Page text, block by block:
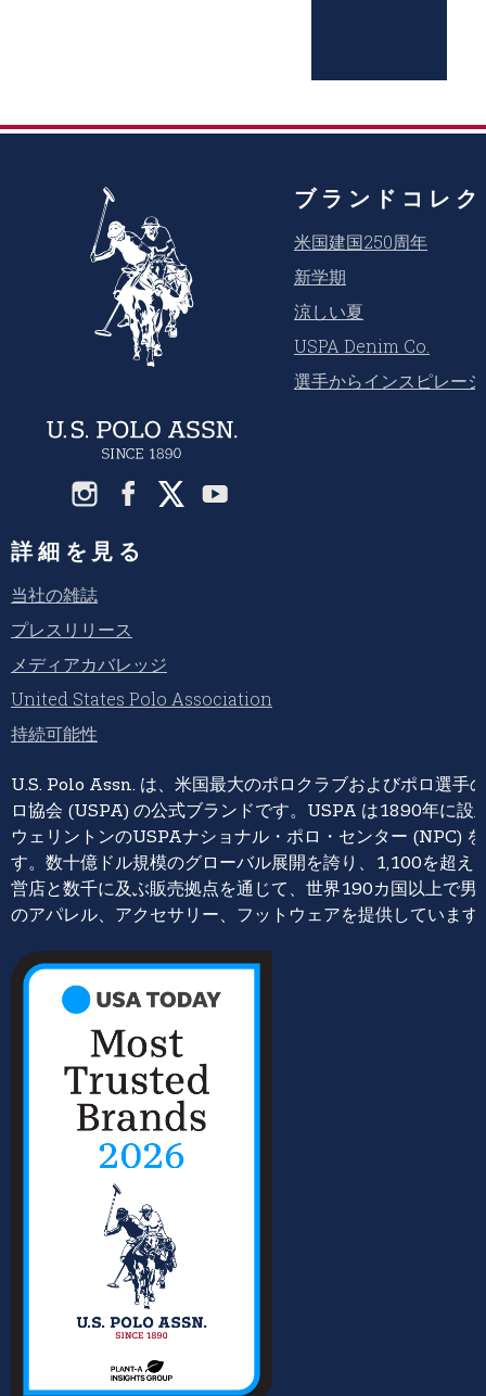
ブランドコレ
米国建国250周年
新学期
涼しい夏
USPA Denim Co.
選手からインスピレー
詳細を見る
当社の雑誌
プレスリリース
メディアカバレッジ
United States Polo Association
持続可能性
U.S. Polo Assn. は、米国最大のポロクラブおよびポロ選手
ロ協会 (USPA) の公式ブランドです。USPA は1890年に設
ウェリントンのUSPAナショナル・ポロ・センター (NPC)
す。数十億ドル規模のグローバル展開を誇り、1,100を超え
営店と数千に及ぶ販売拠点を通じて、世界190カ国以上で男
のアパレル、アクセサリー、フットウェアを提供しています